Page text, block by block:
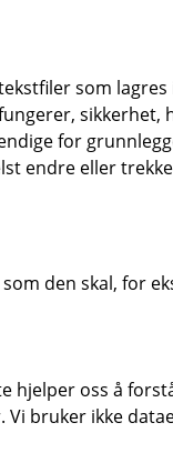
som lagres
sikkerhet,
for
endre eller
den skal, for
hjelper oss å
bruker ikke